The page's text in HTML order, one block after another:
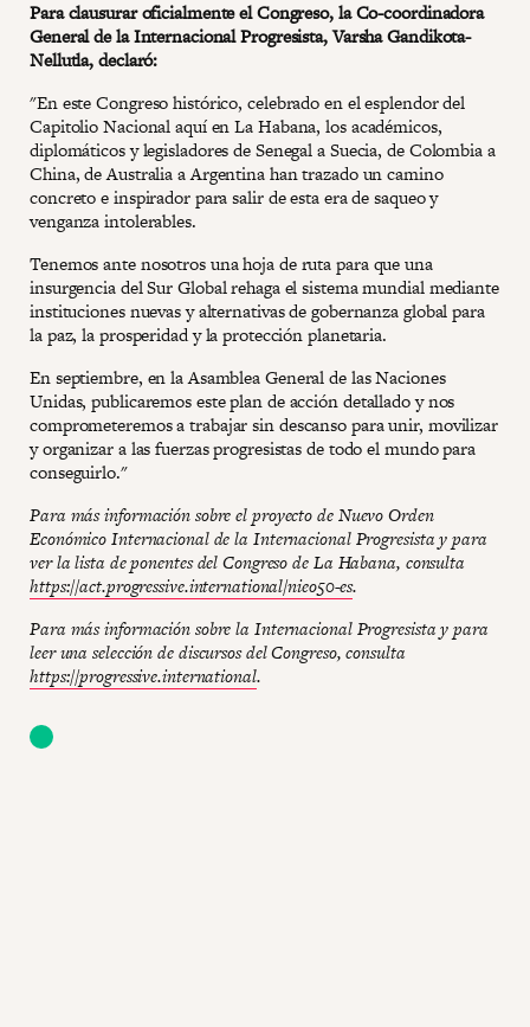
Para clausurar oficialmente el Congreso, la Co-coordinadora
General de la Internacional Progresista, Varsha Gandikota-
Nellutla, declaró:
"En este Congreso histórico, celebrado en el esplendor del
Capitolio Nacional aquí en La Habana, los académicos,
diplomáticos y legisladores de Senegal a Suecia, de Colombia a
China, de Australia a Argentina han trazado un camino
concreto e inspirador para salir de esta era de saqueo y
venganza intolerables.
Tenemos ante nosotros una hoja de ruta para que una
insurgencia del Sur Global rehaga el sistema mundial mediante
instituciones nuevas y alternativas de gobernanza global para
la paz, la prosperidad y la protección planetaria.
En septiembre, en la Asamblea General de las Naciones
Unidas, publicaremos este plan de acción detallado y nos
comprometeremos a trabajar sin descanso para unir, movilizar
y organizar a las fuerzas progresistas de todo el mundo para
conseguirlo."
Para más información sobre el proyecto de Nuevo Orden
Económico Internacional de la Internacional Progresista y para
ver la lista de ponentes del Congreso de La Habana, consulta
https://act.progressive.international/nieo50-es.
Para más información sobre la Internacional Progresista y para
leer una selección de discursos del Congreso, consulta
https://progressive.international.